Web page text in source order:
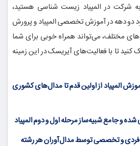
شرکت در المپیاد زیست شناسی هستید،
دو دهه در آموزش تخصصی المپیاد و پرورش
مختلف، می‌تواند همراه خوبی برای شما
تا با فعالیت‌های آیریسک در این زمینه
المپیاد از اولین قدم تا مدال‌های کشوری
و جامع شبیه‌ساز مرحله اول و دوم المپیاد
فردی و تخصصی توسط مدال‌آوران هر رشته